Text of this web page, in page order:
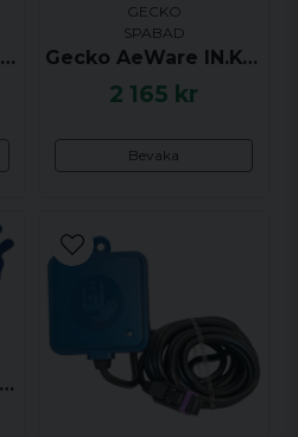
Gecko AeWare IN.K19 (TSC-19) Styrpanel - Touch Pad 4 Button
GECKO
SPABAD
Gecko AeWare IN.K455 Styrpanel för In.Tune - 6 knappar konfigurerbara
2 165 kr
Bevaka
Gecko AeWare IN.K4 Styrpanel 10 Buttons - Up, Pump 1, Pump 2, Pump 3, Prog, Down, Blower, Light, Mode
tangentbord
det förenklade
förkonfigurerat för en
Den kan också
spakomponenter på en
för att dela
ytterligare frågor, se
kontakta oss när du gör din